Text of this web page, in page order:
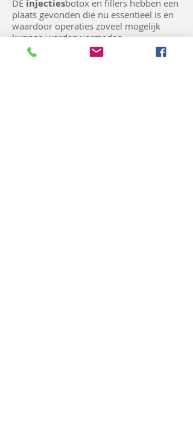
DE injectiesbotox en fillers hebben een
plaats gevonden die nu essentieel is en
waardoor operaties zoveel mogelijk
kunnen worden vermeden.
Langzaam de
preventieve technieken